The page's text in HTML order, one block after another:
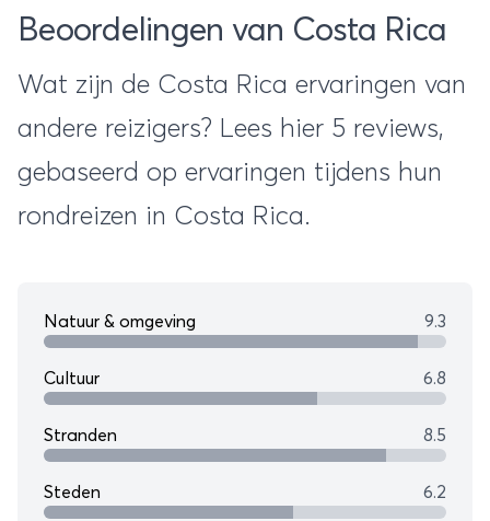
Beoordelingen van Costa Rica
Wat zijn de Costa Rica ervaringen van
andere reizigers? Lees hier 5 reviews,
gebaseerd op ervaringen tijdens hun
rondreizen in Costa Rica.
Natuur & omgeving 9.3
Cultuur 6.8
Stranden 8.5
Steden 6.2